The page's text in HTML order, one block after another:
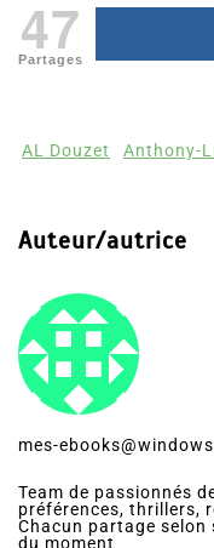
47
Partages
AL Douzet Anthony-
Auteur/autrice
mes-
Team de passionnés
préférences, thrillers,
Chacun partage selon
du moment